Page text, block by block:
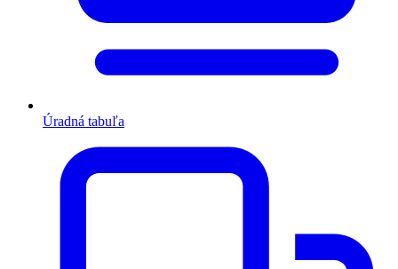
Úradná tabuľa